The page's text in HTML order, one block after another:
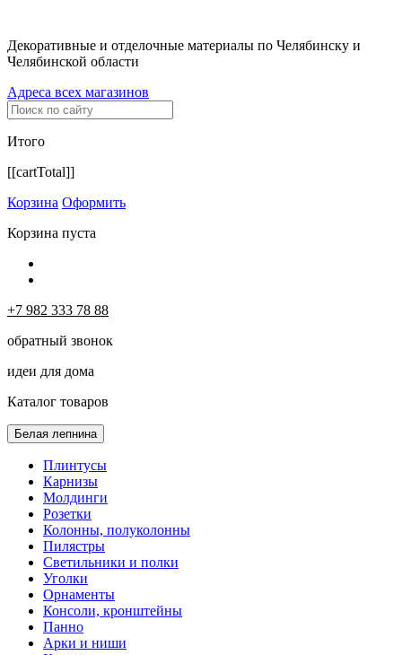
Декоративные и отделочные материалы по Челябинску и
Челябинской области
Адреса всех магазинов
Итого
[[cartTotal]]
Корзина Оформить
Корзина пуста
+7 982 333 78 88
обратный звонок
идеи для дома
Каталог товаров
Белая лепнина
Плинтусы
Карнизы
Молдинги
Розетки
Колонны, полуколонны
Пилястры
Светильники и полки
Уголки
Орнаменты
Консоли, кронштейны
Панно
Арки и ниши